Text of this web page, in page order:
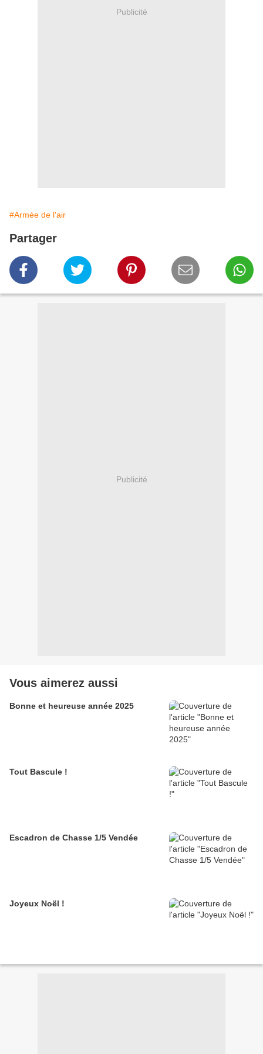
Publicité
#Armée de l'air
Partager
Publicité
Vous aimerez aussi
Bonne et heureuse année 2025
Tout Bascule !
Escadron de Chasse 1/5 Vendée
Joyeux Noël !